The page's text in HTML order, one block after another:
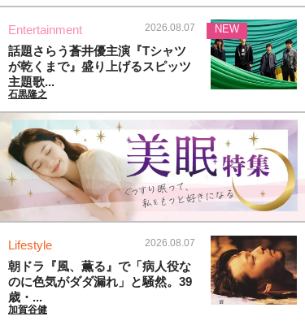
Entertainment 2026.08.07
話題さらう蒼井優主演『Tシャツ
が乾くまで』盛り上げるスピッツ
主題歌...
石黒隆之
NEW
Lifestyle 2026.08.07
朝ドラ『風、薫る』で「病人役な
のに色気がダダ漏れ」と騒然。39
歳・...
加賀谷健